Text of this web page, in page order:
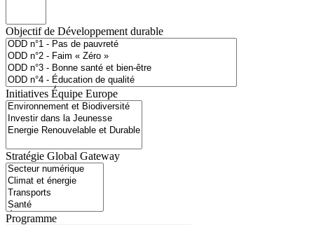
Objectif de Développement durable
Initiatives Équipe Europe
Stratégie Global Gateway
Programme